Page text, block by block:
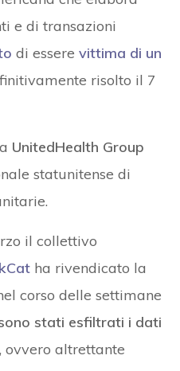
e di transazioni
di esserevittima di un
risolto il 7
UnitedHealth Group
statunitense di
il collettivo
ha rivendicato la
corso delle settimane
stati esfiltrati i dati
, ovvero altrettante